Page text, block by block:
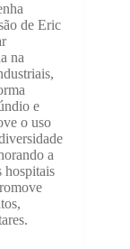
de Eric
na
e
o uso
a
hospitais